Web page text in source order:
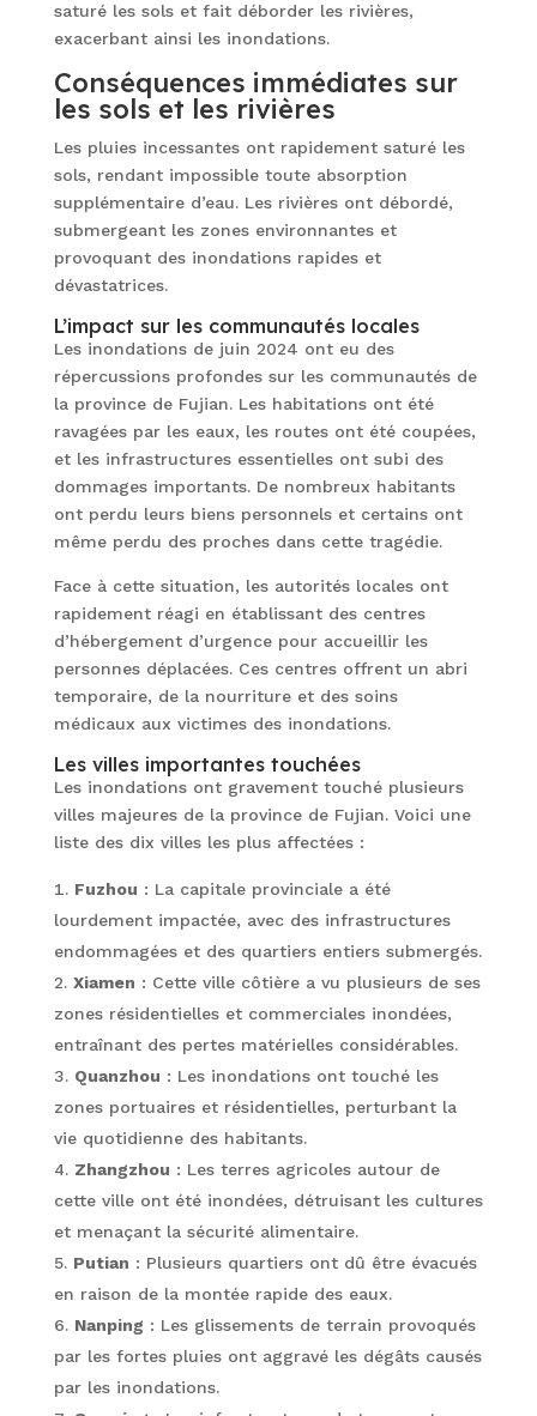
saturé les sols et fait déborder les rivières,
exacerbant ainsi les inondations.
Conséquences immédiates sur
les sols et les rivières
Les pluies incessantes ont rapidement saturé les
sols, rendant impossible toute absorption
supplémentaire d’eau. Les rivières ont débordé,
submergeant les zones environnantes et
provoquant des inondations rapides et
dévastatrices.
L’impact sur les communautés locales
Les inondations de juin 2024 ont eu des
répercussions profondes sur les communautés de
la province de Fujian. Les habitations ont été
ravagées par les eaux, les routes ont été coupées,
et les infrastructures essentielles ont subi des
dommages importants. De nombreux habitants
ont perdu leurs biens personnels et certains ont
même perdu des proches dans cette tragédie.
Face à cette situation, les autorités locales ont
rapidement réagi en établissant des centres
d’hébergement d’urgence pour accueillir les
personnes déplacées. Ces centres offrent un abri
temporaire, de la nourriture et des soins
médicaux aux victimes des inondations.
Les villes importantes touchées
Les inondations ont gravement touché plusieurs
villes majeures de la province de Fujian. Voici une
liste des dix villes les plus affectées :
Fuzhou : La capitale provinciale a été
lourdement impactée, avec des infrastructures
endommagées et des quartiers entiers submergés.
Xiamen : Cette ville côtière a vu plusieurs de ses
zones résidentielles et commerciales inondées,
entraînant des pertes matérielles considérables.
Quanzhou : Les inondations ont touché les
zones portuaires et résidentielles, perturbant la
vie quotidienne des habitants.
Zhangzhou : Les terres agricoles autour de
cette ville ont été inondées, détruisant les cultures
et menaçant la sécurité alimentaire.
Putian : Plusieurs quartiers ont dû être évacués
en raison de la montée rapide des eaux.
Nanping : Les glissements de terrain provoqués
par les fortes pluies ont aggravé les dégâts causés
par les inondations.